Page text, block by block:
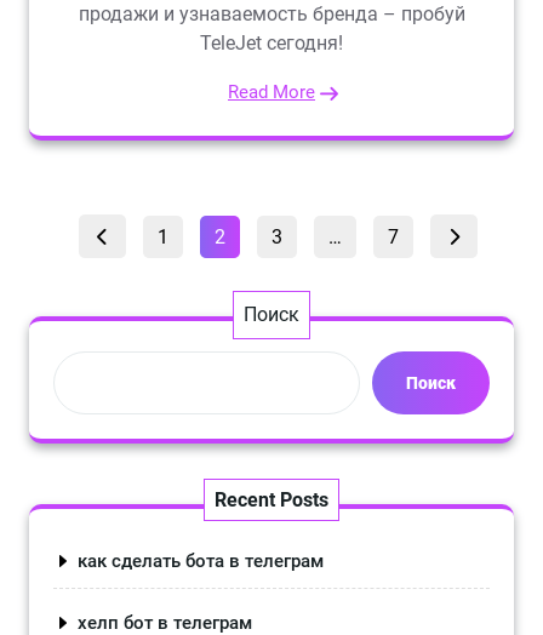
продажи и узнаваемость бренда – пробуй
TeleJet сегодня!
Read More
Пагинация
Страница
1 Страница
2 Страница
3 … Страница
7
Поиск
Поиск
Recent Posts
как сделать бота в телеграм
хелп бот в телеграм